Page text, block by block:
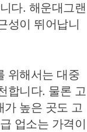
다. 해운대그랜
성이 뛰어납니
위해서는 대중
합니다. 물론 고
가 높은 곳도 고
업소는 가격이